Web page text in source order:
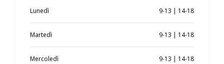
Lunedì 9-13 | 14-18
Martedì 9-13 | 14-18
Mercoledì 9-13 | 14-18